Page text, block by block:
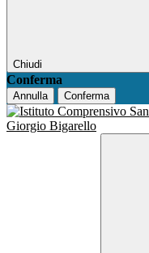
Chiudi
Conferma
Annulla Conferma